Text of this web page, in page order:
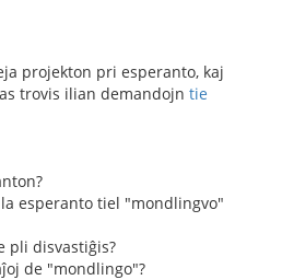
projekton pri esperanto, kaj
trovis ilian demandojn tie
esperanto tiel "mondlingvo"
pli disvastiĝis?
de "mondlingo"?